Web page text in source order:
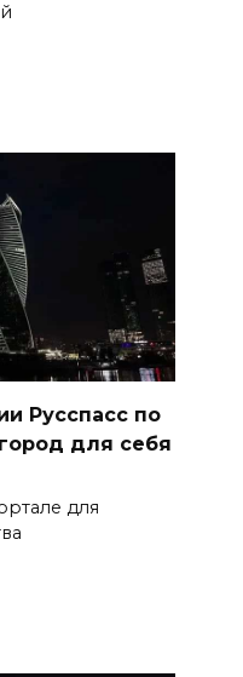
Русспасс по
для себя
для